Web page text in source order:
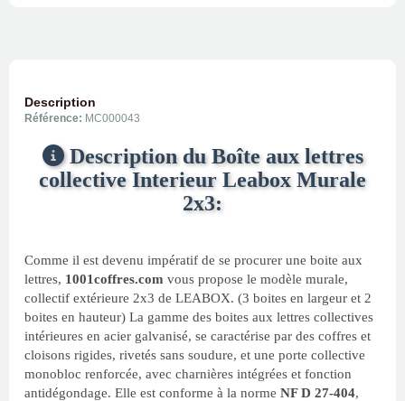
Description
Référence: MC000043
Description du Boîte aux lettres
collective Interieur Leabox Murale
2x3:
Comme il est devenu impératif de se procurer une boite aux
lettres, 1001coffres.com vous propose le modèle murale,
collectif extérieure 2x3 de LEABOX. (3 boites en largeur et 2
boites en hauteur) La gamme des boites aux lettres collectives
intérieures en acier galvanisé, se caractérise par des coffres et
cloisons rigides, rivetés sans soudure, et une porte collective
monobloc renforcée, avec charnières intégrées et fonction
antidégondage. Elle est conforme à la norme NF D 27-404,